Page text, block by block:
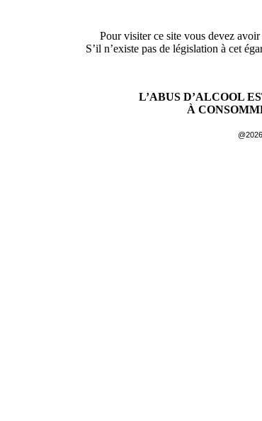
Pour visiter ce site vous devez
S’il n’existe pas de législation à cet
L’ABUS D’ALCOOL
À